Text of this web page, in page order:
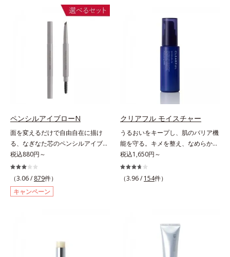
は、年齢による肌悩み一つ一つを対
処するのではなく、肌で起きている
ことの根本原因に着目。加齢ととも
に現れる年齢サインについて研究を
進めたところ、弾力感のない状態で
感のなさ」が、大人の肌印象に大き
な影響を与えていることがわかりま
シリーズは美容成分(*7)として
「G.D.F.アクティベーター(*8)」を
配合。そして、従来から配合してい
る美白(*1)有効成分「トラネキサム
酸」を配合しました。さらに、シリ
ーズ共通の美容成分「GLルートブ
ースター(*9)」を配合することで、
肌のふっくら感や透明感を叶えま
なたのエイジングケアを応援しま
(*2)ツヤ肌”へと整える夜用ジェルパ
ックです。ぷるぷるジェルを肌にの
せると、シートマスクのようにピタ
ッと密着。水ハリ膜が肌のうるおい
をキープしながら、やわらかさをア
ップ。美白(*1)と保湿の両方にアプ
SG(*3)」、肌荒れや日焼けによる肌
のほてりを予防する「グリチルリチ
ン酸ジカリウム(*4)」など、たっぷ
りの保湿成分が浸透しやすい肌環境
を叶えます。はじめはピタッと密着
するテクスチャーは、肌になじむご
とにもっちり質感に、最後はなめら
かな水膜へと3変化。普段の保湿液
をこのジェルにおきかえて塗って眠
*2 美白（メラニンの生成を抑え、
シミ・ソバカスを防ぐ）と保湿のこ
ペンシルアイブローN
面を変えるだけで自由自在に描け
る、なぎなた芯のペンシルアイブロ
ー。角度を変えるだけで自由自在に
描けるペンシルアイブローです。な
ぎなた芯だから、接地面を変えるだ
けで太い線から細い線まで、テクニ
ックいらずで簡単に。スムースライ
ので、毛流れを整えたり、色をなじ
税込880円～
（3.06 / 879件）
キャンペーン
クリアフル モイスチャー
うるおいをキープし、肌のバリア機
能を守る。キメを整え、なめらかな
肌にするニキビ対策保湿液。「ニキ
ビをくり返してしまう」「毛穴目立
ちが気になる」「マスク生活であご
にWでアプローチする、薬用ニキビ
対策スキンケアシリーズです。5種
の和漢植物由来成分とコラーゲンが
税込1,650円～
（3.96 / 154件）